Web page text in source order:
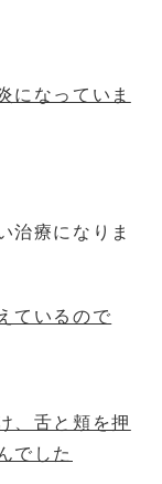
になっていま
治療になりま
ているので
、舌と頬を押
でした